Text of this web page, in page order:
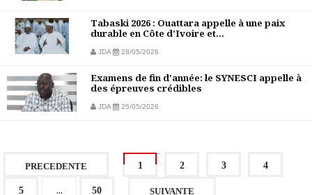
Tabaski 2026 : Ouattara appelle à une paix
durable en Côte d’Ivoire et...
JDA 28/05/2026
Examens de fin d'année: le SYNESCI appelle à
des épreuves crédibles
JDA 25/05/2026
PRECEDENTE 1 2 3 4
5 ... 50 SUIVANTE